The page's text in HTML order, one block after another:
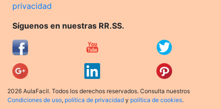
privacidad
Síguenos en nuestras RR.SS.
2026 AulaFacil. Todos los derechos reservados. Consulta nuestros
Condiciones de uso, política de privacidad y política de cookies.